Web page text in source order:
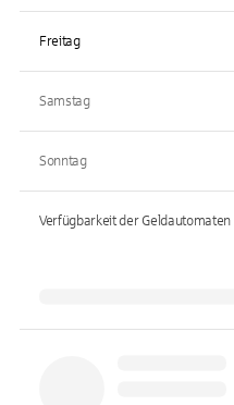
Freitag
Samstag
Sonntag
Verfügbarkeit der Geldautomaten